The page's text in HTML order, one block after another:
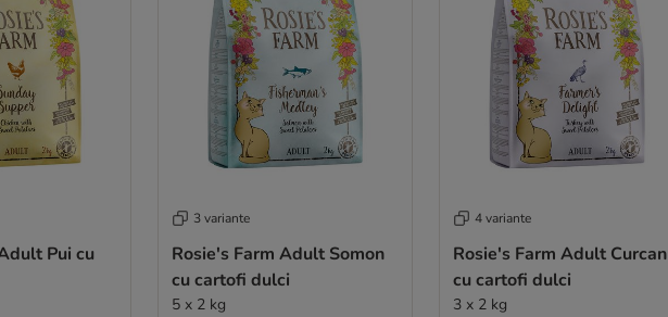
Pui cu
3 variante
Rosie's Farm Adult Somon
cu cartofi dulci
5 x 2 kg
4 variante
Rosie's Farm Adult Curcan
cu cartofi dulci
3 x 2 kg